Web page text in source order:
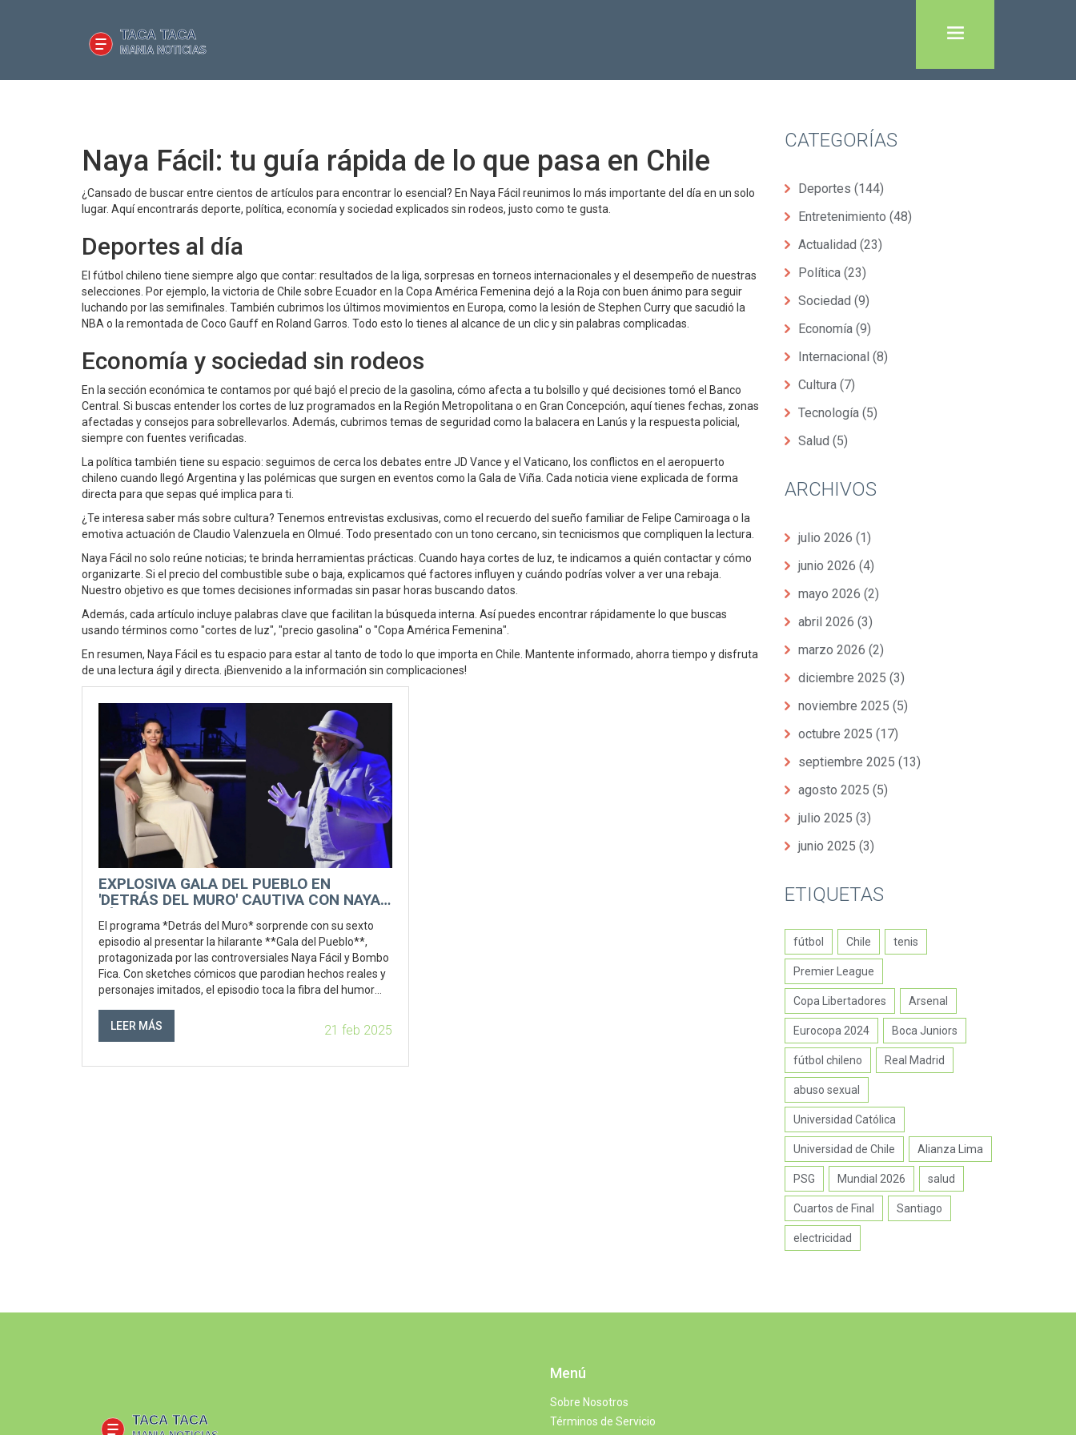
Naya Fácil: tu guía rápida de lo que pasa en Chile
¿Cansado de buscar entre cientos de artículos para encontrar lo esencial? En Naya Fácil reunimos lo más importante del día en un solo
lugar. Aquí encontrarás deporte, política, economía y sociedad explicados sin rodeos, justo como te gusta.
Deportes al día
El fútbol chileno tiene siempre algo que contar: resultados de la liga, sorpresas en torneos internacionales y el desempeño de nuestras
selecciones. Por ejemplo, la victoria de Chile sobre Ecuador en la Copa América Femenina dejó a la Roja con buen ánimo para seguir
luchando por las semifinales. También cubrimos los últimos movimientos en Europa, como la lesión de Stephen Curry que sacudió la
NBA o la remontada de Coco Gauff en Roland Garros. Todo esto lo tienes al alcance de un clic y sin palabras complicadas.
Economía y sociedad sin rodeos
En la sección económica te contamos por qué bajó el precio de la gasolina, cómo afecta a tu bolsillo y qué decisiones tomó el Banco
Central. Si buscas entender los cortes de luz programados en la Región Metropolitana o en Gran Concepción, aquí tienes fechas, zonas
afectadas y consejos para sobrellevarlos. Además, cubrimos temas de seguridad como la balacera en Lanús y la respuesta policial,
siempre con fuentes verificadas.
La política también tiene su espacio: seguimos de cerca los debates entre JD Vance y el Vaticano, los conflictos en el aeropuerto
chileno cuando llegó Argentina y las polémicas que surgen en eventos como la Gala de Viña. Cada noticia viene explicada de forma
directa para que sepas qué implica para ti.
¿Te interesa saber más sobre cultura? Tenemos entrevistas exclusivas, como el recuerdo del sueño familiar de Felipe Camiroaga o la
emotiva actuación de Claudio Valenzuela en Olmué. Todo presentado con un tono cercano, sin tecnicismos que compliquen la lectura.
Naya Fácil no solo reúne noticias; te brinda herramientas prácticas. Cuando haya cortes de luz, te indicamos a quién contactar y cómo
organizarte. Si el precio del combustible sube o baja, explicamos qué factores influyen y cuándo podrías volver a ver una rebaja.
Nuestro objetivo es que tomes decisiones informadas sin pasar horas buscando datos.
Además, cada artículo incluye palabras clave que facilitan la búsqueda interna. Así puedes encontrar rápidamente lo que buscas
usando términos como "cortes de luz", "precio gasolina" o "Copa América Femenina".
En resumen, Naya Fácil es tu espacio para estar al tanto de todo lo que importa en Chile. Mantente informado, ahorra tiempo y disfruta
de una lectura ágil y directa. ¡Bienvenido a la información sin complicaciones!
EXPLOSIVA GALA DEL PUEBLO EN
'DETRÁS DEL MURO' CAUTIVA CON NAYA
El programa *Detrás del Muro* sorprende con su sexto
episodio al presentar la hilarante **Gala del Pueblo**,
protagonizada por las controversiales Naya Fácil y Bombo
Fica. Con sketches cómicos que parodian hechos reales y
personajes imitados, el episodio toca la fibra del humor
con más de 240 mil reproducciones en menos de 9 horas.
LEER MÁS 21 feb 2025
CATEGORÍAS
Deportes (144)
Entretenimiento (48)
Actualidad (23)
Política (23)
Sociedad (9)
Economía (9)
Internacional (8)
Cultura (7)
Tecnología (5)
Salud (5)
ARCHIVOS
julio 2026 (1)
junio 2026 (4)
mayo 2026 (2)
abril 2026 (3)
marzo 2026 (2)
diciembre 2025 (3)
noviembre 2025 (5)
octubre 2025 (17)
septiembre 2025 (13)
agosto 2025 (5)
julio 2025 (3)
junio 2025 (3)
ETIQUETAS
fútbol Chile tenis
Premier League
Copa Libertadores Arsenal
Eurocopa 2024 Boca Juniors
fútbol chileno Real Madrid
abuso sexual
Universidad Católica
Universidad de Chile Alianza Lima
PSG Mundial 2026 salud
Cuartos de Final Santiago
electricidad
Menú
Sobre Nosotros
Términos de Servicio